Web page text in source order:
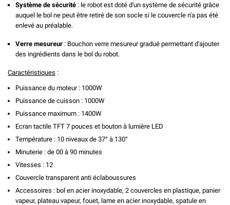
Système de sécurité : le robot est doté d'un système de sécurité grâce
auquel le bol ne peut être retiré de son socle si le couvercle n'a pas été
enlevé au préalable.
Verre mesureur : Bouchon verre mesureur gradué permettant d'ajouter
des ingrédients dans le bol du robot.
Caractéristiques :
Puissance du moteur : 1000W
Puissance de cuisson : 1000W
Puissance maximum : 1400W
Ecran tactile TFT 7 pouces et bouton à lumière LED
Température : 10 niveaux de 37° à 130°
Minuterie : de 00 à 90 minutes
Vitesses : 12
Couvercle transparent anti éclaboussures
Accessoires : bol en acier inoxydable, 2 couvercles en plastique, panier
vapeur, plateau vapeur, fouet, lame en acier inoxydable, spatule en